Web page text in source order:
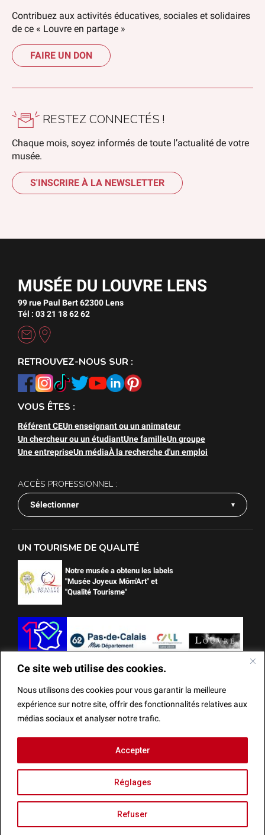
Ce site web utilise des cookies.
Nous utilisons des cookies pour vous garantir la meilleure
expérience sur notre site, offrir des fonctionnalités relatives aux
médias sociaux et analyser notre trafic.
Réglages
Refuser
Accepter
Contribuez aux activités éducatives, sociales et solidaires
de ce « Louvre en partage »
FAIRE UN DON
RESTEZ CONNECTÉS !
Chaque mois, soyez informés de toute l’actualité de votre
musée.
S'INSCRIRE À LA NEWSLETTER
Menu
MUSÉE DU LOUVRE LENS
99 rue Paul Bert 62300 Lens
Tél : 03 21 18 62 62
RETROUVEZ-NOUS SUR :
VOUS ÊTES :
Référent CEUn enseignant ou un animateur
Un chercheur ou un étudiantUne familleUn groupe
Une entrepriseUn médiaÀ la recherche d'un emploi
ACCÈS PROFESSIONNEL :
Sélectionner
UN TOURISME DE QUALITÉ
Notre musée a obtenu les labels
"Musée Joyeux Môm'Art" et
"Qualité Tourisme"
Mentions LégalesActes administratifs
Ce site web utilise des cookies.
Nous utilisons des cookies pour vous garantir la meilleure
expérience sur notre site, offrir des fonctionnalités relatives
aux médias sociaux et analyser notre trafic.
Réglages